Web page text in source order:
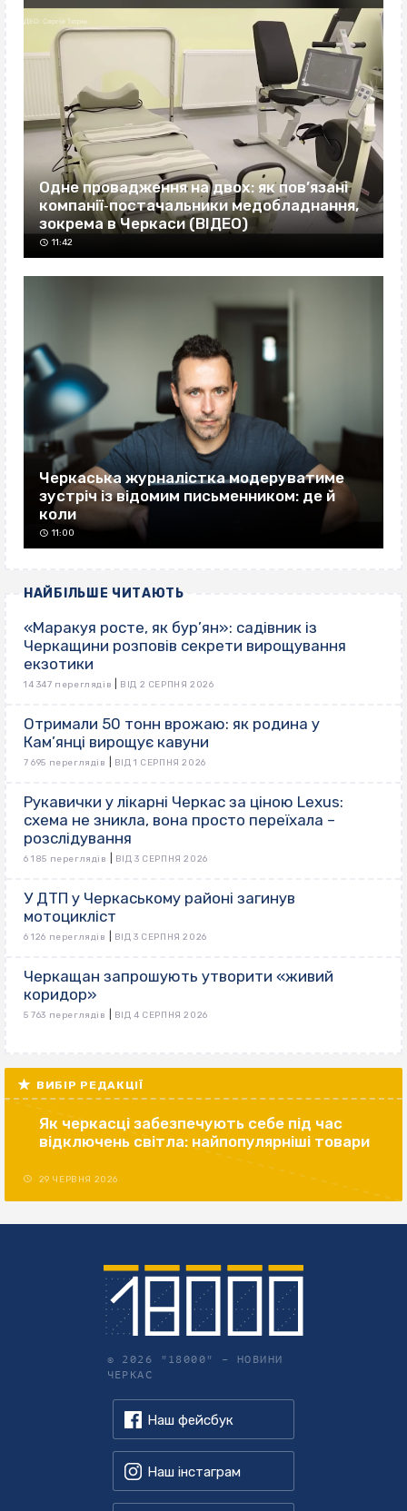
Одне провадження на двох: як пов’язані
компанії‐постачальники медобладнання,
зокрема в Черкаси (ВІДЕО)
11:42
Черкаська журналістка модеруватиме
зустріч із відомим письменником: де й
коли
11:00
НАЙБІЛЬШЕ ЧИТАЮТЬ
«Маракуя росте, як бур’ян»: садівник із
Черкащини розповів секрети вирощування
екзотики
14 347 переглядів ВІД 2 СЕРПНЯ 2026
Отримали 50 тонн врожаю: як родина у
Кам’янці вирощує кавуни
7 695 переглядів ВІД 1 СЕРПНЯ 2026
Рукавички у лікарні Черкас за ціною Lexus:
схема не зникла, вона просто переїхала –
розслідування
6 185 переглядів ВІД 3 СЕРПНЯ 2026
У ДТП у Черкаському районі загинув
мотоцикліст
6 126 переглядів ВІД 3 СЕРПНЯ 2026
Черкащан запрошують утворити «живий
коридор»
5 763 переглядів ВІД 4 СЕРПНЯ 2026
ВИБІР РЕДАКЦІЇ
Як черкасці забезпечують себе під час
відключень світла: найпопулярніші товари
29 ЧЕРВНЯ 2026
© 2026 "18000" – НОВИНИ
ЧЕРКАС
Наш фейсбук
Наш інстаграм